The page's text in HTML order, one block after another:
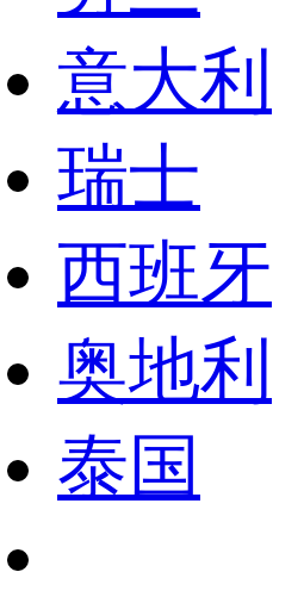
意大利
瑞士
西班牙
奥地利
泰国